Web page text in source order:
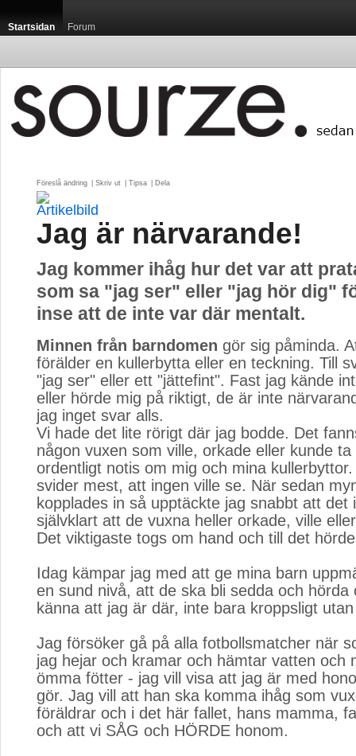
Startsidan Forum
Föreslå ändring Skriv ut Tipsa Dela
Jag är närvarande!
Jag kommer ihåg hur det var att
som sa "jag ser" eller "jag hör dig"
inse att de inte var där mentalt.
Minnen från barndomen gör sig påminda.
förälder en kullerbytta eller en teckning. Till
"jag ser" eller ett "jättefint". Fast jag kände
eller hörde mig på riktigt, de är inte
jag inget svar alls.
Vi hade det lite rörigt där jag bodde. Det
någon vuxen som ville, orkade eller kunde ta
ordentligt notis om mig och mina
svider mest, att ingen ville se. När sedan
kopplades in så upptäckte jag snabbt att det
självklart att de vuxna heller orkade, ville
Det viktigaste togs om hand och till det
Idag kämpar jag med att ge mina barn
en sund nivå, att de ska bli sedda och hörda
känna att jag är där, inte bara kroppsligt
Jag försöker gå på alla fotbollsmatcher när
jag hejar och kramar och hämtar vatten och
ömma fötter - jag vill visa att jag är med
gör. Jag vill att han ska komma ihåg som
föräldrar och i det här fallet, hans mamma,
och att vi SÅG och HÖRDE honom.